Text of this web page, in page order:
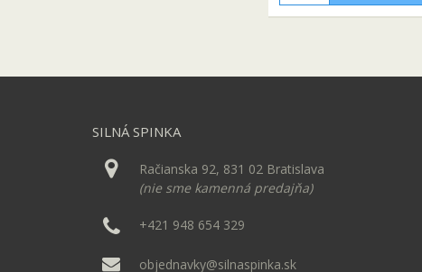
SILNÁ SPINKA
Račianska 92, 831 02 Bratislava
(nie sme kamenná predajňa)
+421 948 654 329
objednavky@silnaspinka.sk